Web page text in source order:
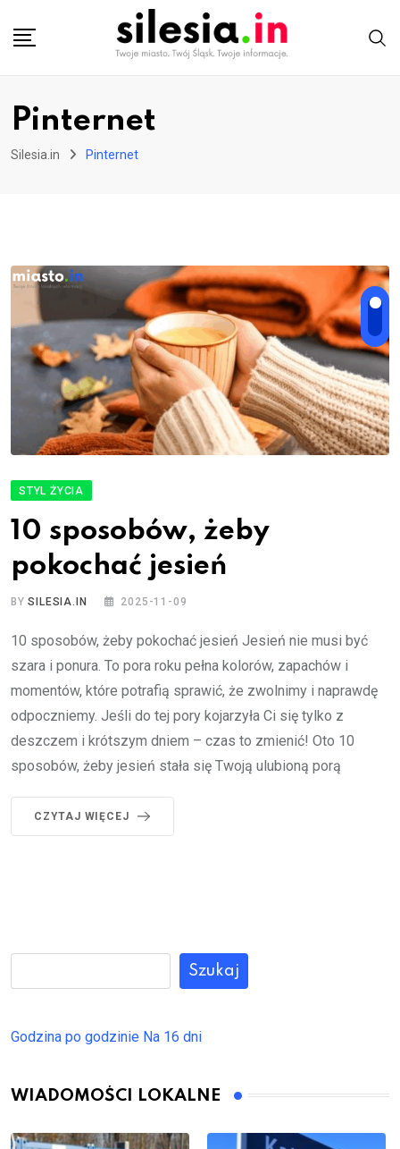
Pinternet
Silesia.in Pinternet
STYL ŻYCIA
10 sposobów, żeby
pokochać jesień
BYSILESIA.IN 2025-11-09
10 sposobów, żeby pokochać jesień Jesień nie musi być
szara i ponura. To pora roku pełna kolorów, zapachów i
momentów, które potrafią sprawić, że zwolnimy i naprawdę
odpoczniemy. Jeśli do tej pory kojarzyła Ci się tylko z
deszczem i krótszym dniem – czas to zmienić! Oto 10
sposobów, żeby jesień stała się Twoją ulubioną porą
CZYTAJ WIĘCEJ
Szukaj
Godzina po godzinie Na 16 dni
WIADOMOŚCI LOKALNE